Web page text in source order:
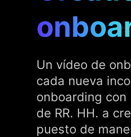
Un vídeo de
cada nueva
onboarding con
de RR. HH. a
puesto de